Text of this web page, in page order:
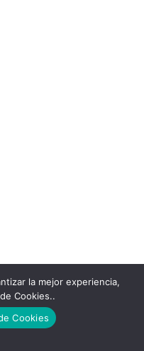
CMS. Premium Blog Solutions.
la mejor experiencia,
Cookies..
Cookies